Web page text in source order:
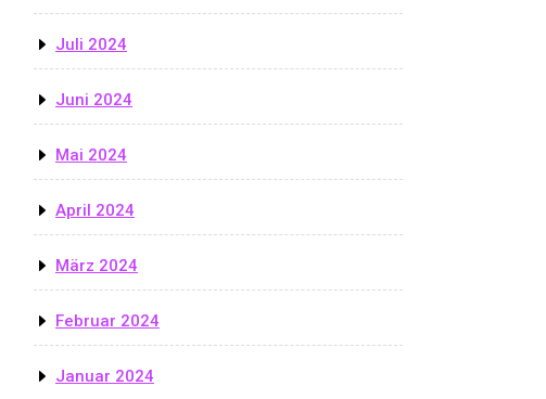
Juli 2024
Juni 2024
Mai 2024
April 2024
März 2024
Februar 2024
Januar 2024